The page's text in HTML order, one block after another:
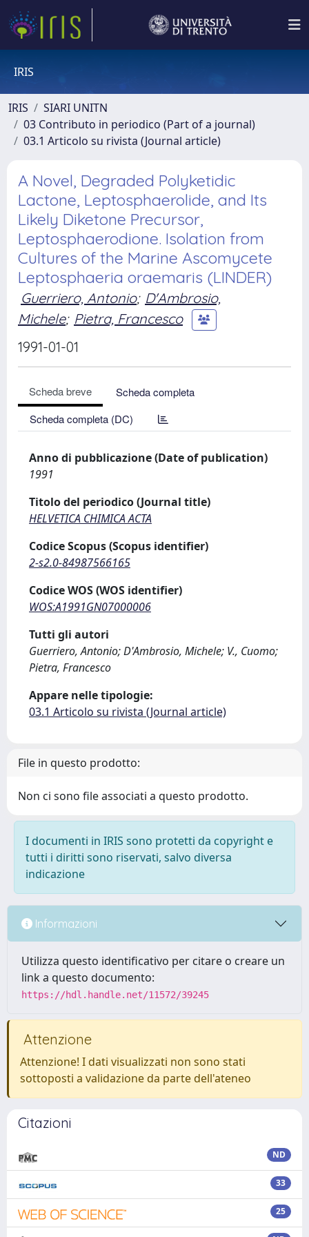
IRIS
IRIS
SIARI UNITN
03 Contributo in periodico (Part of a journal)
03.1 Articolo su rivista (Journal article)
A Novel, Degraded Polyketidic
Lactone, Leptosphaerolide, and Its
Likely Diketone Precursor,
Leptosphaerodione. Isolation from
Cultures of the Marine Ascomycete
Leptosphaeria oraemaris (LINDER)
Guerriero, Antonio; D'Ambrosio,
Michele; Pietra, Francesco
1991-01-01
Scheda breve
Scheda completa
Scheda completa (DC)
Anno di pubblicazione (Date of publication)
1991
Titolo del periodico (Journal title)
HELVETICA CHIMICA ACTA
Codice Scopus (Scopus identifier)
2-s2.0-84987566165
Codice WOS (WOS identifier)
WOS:A1991GN07000006
Tutti gli autori
Guerriero, Antonio; D'Ambrosio, Michele; V., Cuomo;
Pietra, Francesco
Appare nelle tipologie:
03.1 Articolo su rivista (Journal article)
File in questo prodotto:
Non ci sono file associati a questo prodotto.
I documenti in IRIS sono protetti da copyright e
tutti i diritti sono riservati, salvo diversa
indicazione
Informazioni
Utilizza questo identificativo per citare o creare un
link a questo documento:
https://hdl.handle.net/11572/39245
Attenzione
Attenzione! I dati visualizzati non sono stati
sottoposti a validazione da parte dell'ateneo
Citazioni
ND
33
25